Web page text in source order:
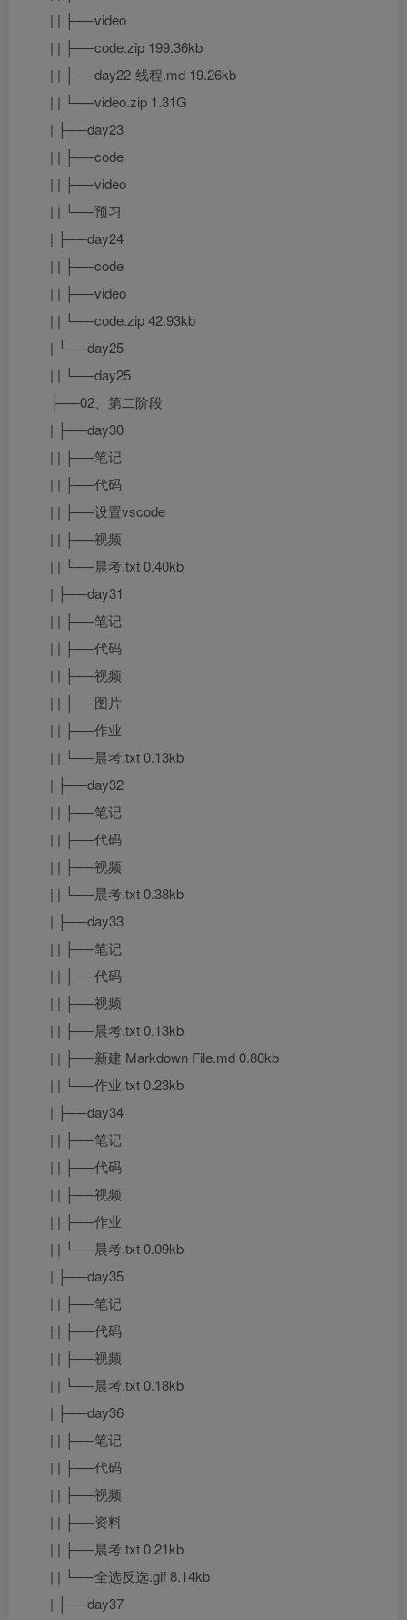
| | ├──video
| | ├──code.zip 199.36kb
| | ├──day22-线程.md 19.26kb
| | └──video.zip 1.31G
| ├──day23
| | ├──code
| | ├──video
| | └──预习
| ├──day24
| | ├──code
| | ├──video
| | └──code.zip 42.93kb
| └──day25
| | └──day25
├──02、第二阶段
| ├──day30
| | ├──笔记
| | ├──代码
| | ├──设置vscode
| | ├──视频
| | └──晨考.txt 0.40kb
| ├──day31
| | ├──笔记
| | ├──代码
| | ├──视频
| | ├──图片
| | ├──作业
| | └──晨考.txt 0.13kb
| ├──day32
| | ├──笔记
| | ├──代码
| | ├──视频
| | └──晨考.txt 0.38kb
| ├──day33
| | ├──笔记
| | ├──代码
| | ├──视频
| | ├──晨考.txt 0.13kb
| | ├──新建 Markdown File.md 0.80kb
| | └──作业.txt 0.23kb
| ├──day34
| | ├──笔记
| | ├──代码
| | ├──视频
| | ├──作业
| | └──晨考.txt 0.09kb
| ├──day35
| | ├──笔记
| | ├──代码
| | ├──视频
| | └──晨考.txt 0.18kb
| ├──day36
| | ├──笔记
| | ├──代码
| | ├──视频
| | ├──资料
| | ├──晨考.txt 0.21kb
| | └──全选反选.gif 8.14kb
| ├──day37